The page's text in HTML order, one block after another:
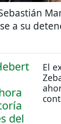
a su
El